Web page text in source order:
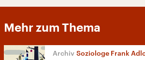
Mehr zum Thema
Soziologe Frank Adloff